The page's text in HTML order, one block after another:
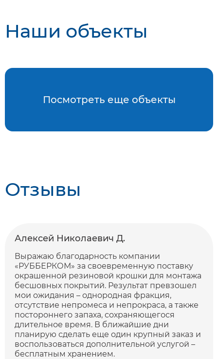
Наши объекты
Посмотреть еще объекты
Отзывы
Алексей Николаевич Д.
Выражаю благодарность компании
«РУББЕРКОМ» за своевременную поставку
окрашенной резиновой крошки для монтажа
бесшовных покрытий. Результат превзошел
мои ожидания – однородная фракция,
отсутствие непромеса и непрокраса, а также
постороннего запаха, сохраняющегося
длительное время. В ближайшие дни
планирую сделать еще один крупный заказ и
воспользоваться дополнительной услугой –
бесплатным хранением.